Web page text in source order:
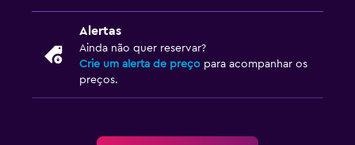
Alertas
Ainda não quer reservar?
Crie um alerta de preço para acompanhar os
preços.